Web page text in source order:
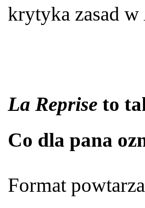
krytyka zasad w
La Reprise to
Co dla pana
Format